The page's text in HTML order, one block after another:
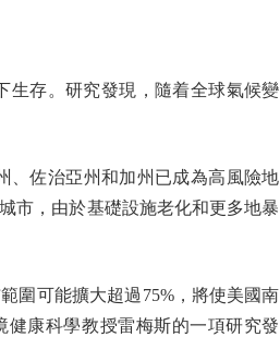
存。研究發現，隨着全球氣候變
佐治亞州和加州已成為高風險地
市，由於基礎設施老化和更多地暴
圍可能擴大超過75%，將使美國南
康科學教授雷梅斯的一項研究發